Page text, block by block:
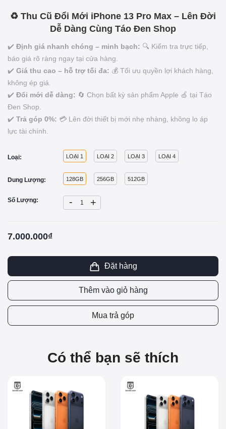
♻️ Thu Cũ Đổi Mới iPhone 13 Pro Max – Lên Đời
Dễ Dàng Cùng Táo Đen Shop
✔️ Định giá nhanh chóng – minh bạch: 🔍 Kiểm tra trực tiếp,
báo giá rõ ràng ngay tại cửa hàng.
✔️ Giá thu cao – hỗ trợ tối đa: 💰 Tối ưu quyền lợi khách hàng,
không ép giá.
✔️ Đổi mới dễ dàng: 🔄 Chọn bất kỳ sản phẩm Apple 🍏 tại Táo
Đen Shop.
✔️ Trả góp 0%: 💳 Lên đời thiết bị mới nhẹ nhàng, không lo áp
lực tài chính.
Loại: LOẠI 1 LOẠI 2 LOẠI 3 LOẠI 4
Dung Lượng: 128GB 256GB 512GB
Số Lượng: - +
7.000.000₫
Đặt hàng
Thêm vào giỏ hàng
Mua trả góp
Có thể bạn sẽ thích